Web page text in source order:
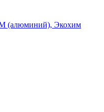
(алюминий), Экохим